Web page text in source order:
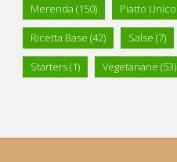
Merenda (150) Piatto Unico
Ricetta Base (42) Salse (7)
Starters(1) Vegetariane (53)